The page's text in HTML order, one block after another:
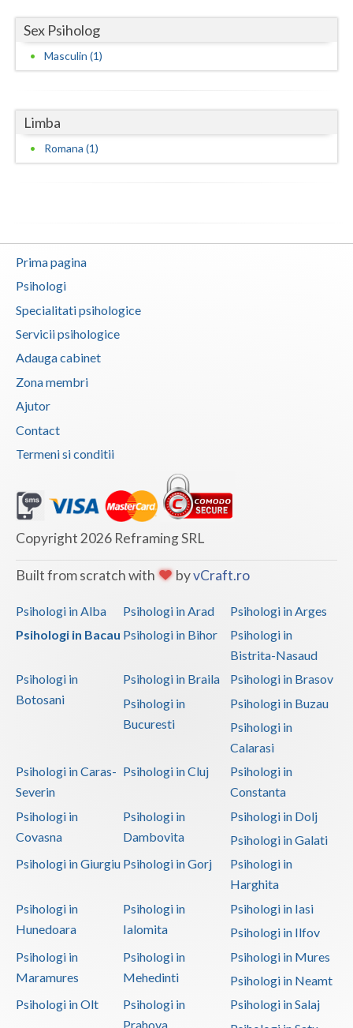
Sex Psiholog
Masculin (1)
Limba
Romana (1)
Prima pagina
Psihologi
Specialitati psihologice
Servicii psihologice
Adauga cabinet
Zona membri
Ajutor
Contact
Termeni si conditii
Copyright 2026 Reframing SRL
Built from scratch with byvCraft.ro
Psihologi in Alba Psihologi in Arad
Psihologi in Arges
Psihologi in Bacau Psihologi in Bihor
Psihologi in
Bistrita-Nasaud
Psihologi in
Botosani
Psihologi in Braila
Psihologi in Brasov
Psihologi in
Bucuresti
Psihologi in Buzau
Psihologi in
Calarasi
Psihologi in Caras-
Severin
Psihologi in Cluj
Psihologi in
Constanta
Psihologi in
Covasna
Psihologi in
Dambovita
Psihologi in Dolj
Psihologi in Galati
Psihologi in Giurgiu Psihologi in Gorj
Psihologi in
Harghita
Psihologi in
Hunedoara
Psihologi in
Ialomita
Psihologi in Iasi
Psihologi in Ilfov
Psihologi in
Maramures
Psihologi in
Mehedinti
Psihologi in Mures
Psihologi in Neamt
Psihologi in Olt
Psihologi in
Prahova
Psihologi in Salaj